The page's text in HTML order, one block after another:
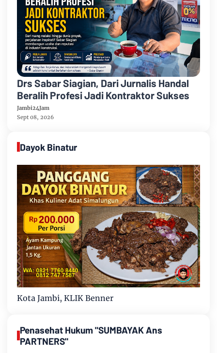
Drs Sabar Siagian, Dari Jurnalis Handal
Beralih Profesi Jadi Kontraktor Sukses
Jambi24Jam
Sept 08, 2026
Dayok Binatur
Kota Jambi, KLIK Benner
Penasehat Hukum "SUMBAYAK Ans
PARTNERS"